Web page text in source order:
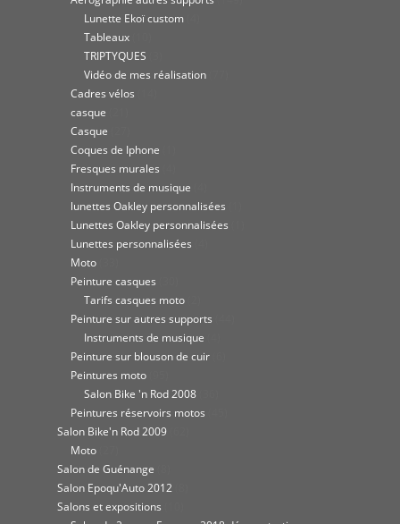
Lunette Ekoï custom
Tableaux
TRIPTYQUES
Vidéo de mes réalisation
Cadres vélos
casque
Casque
Coques de Iphone
Fresques murales
Instruments de musique
lunettes Oakley personnalisées
Lunettes Oakley personnalisées
Lunettes personnalisées
Moto
Peinture casques
Tarifs casques moto
Peinture sur autres supports
Instruments de musique
Peinture sur blouson de cuir
Peintures moto
Salon Bike 'n Rod 2008
Peintures réservoirs motos
Salon Bike'n Rod 2009
Moto
Salon de Guénange
Salon Epoqu'Auto 2012
Salons et expositions